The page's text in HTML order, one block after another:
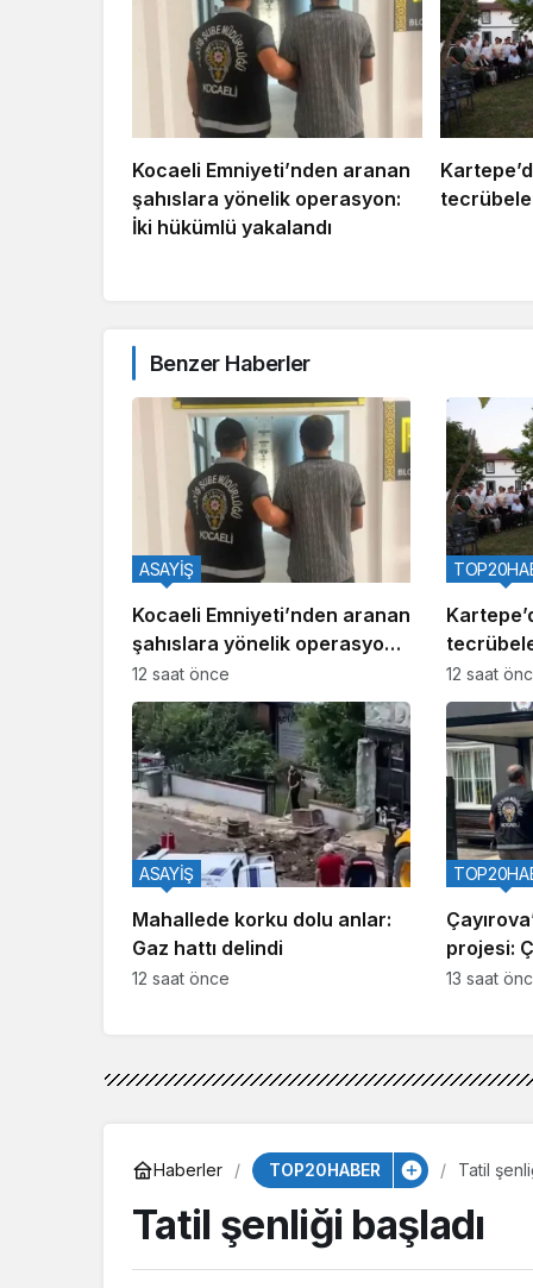
Kocaeli Emniyeti’nden aranan
şahıslara yönelik operasyon:
İki hükümlü yakalandı
Benzer Haberler
Kocaeli Emniyeti’nden aranan
şahıslara yönelik operasyon:
İki hükümlü yakalandı
ASAYİŞ
12 saat önce 12 saat
Mahallede korku dolu anlar:
Gaz hattı delindi
ASAYİŞ
12 saat önce
projesi:
13 saat
Haberler TOP20HABER Tatil
Tatil şenliği başladı